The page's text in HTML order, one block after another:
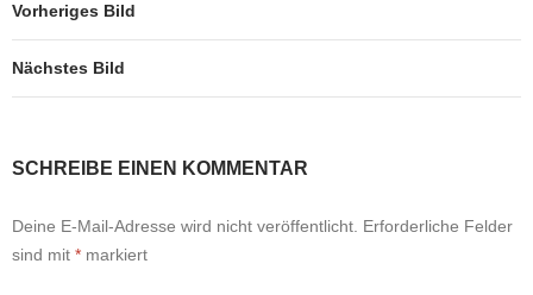
Vorheriges Bild
Nächstes Bild
SCHREIBE EINEN KOMMENTAR
Deine E-Mail-Adresse wird nicht veröffentlicht. Erforderliche Felder
sind mit * markiert